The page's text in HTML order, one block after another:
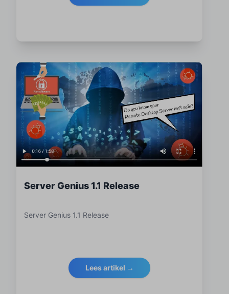
Server Genius 1.1 Release
Server Genius 1.1 Release
Lees artikel →